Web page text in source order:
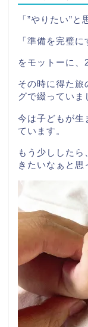
「”やりたい”
「準備を完璧
をモットーに、
その時に得た旅
グで綴っていま
今は子どもが生
ています。
もう少しした
きたいなぁと思